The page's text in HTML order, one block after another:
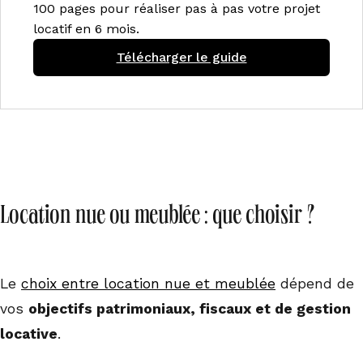
100 pages pour réaliser pas à pas votre projet
locatif en 6 mois.
Télécharger le guide
Location nue ou meublée : que choisir ?
Le choix entre location nue et meublée dépend de
vos objectifs patrimoniaux, fiscaux et de gestion
locative.